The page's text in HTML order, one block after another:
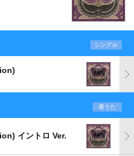
シングル
着うた
イントロ Ver.